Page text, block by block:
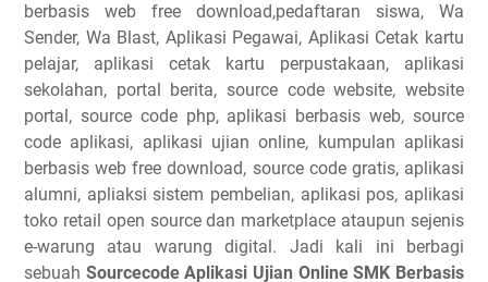
berbasis web free download,pedaftaran siswa, Wa
Sender, Wa Blast, Aplikasi Pegawai, Aplikasi Cetak kartu
pelajar, aplikasi cetak kartu perpustakaan, aplikasi
sekolahan, portal berita, source code website, website
portal, source code php, aplikasi berbasis web, source
code aplikasi, aplikasi ujian online, kumpulan aplikasi
berbasis web free download, source code gratis, aplikasi
alumni, apliaksi sistem pembelian, aplikasi pos, aplikasi
toko retail open source dan marketplace ataupun sejenis
e-warung atau warung digital. Jadi kali ini berbagi
sebuah Sourcecode Aplikasi Ujian Online SMK Berbasis